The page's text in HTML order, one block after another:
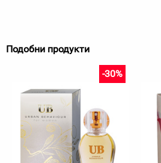
Подобни продукти
-30%